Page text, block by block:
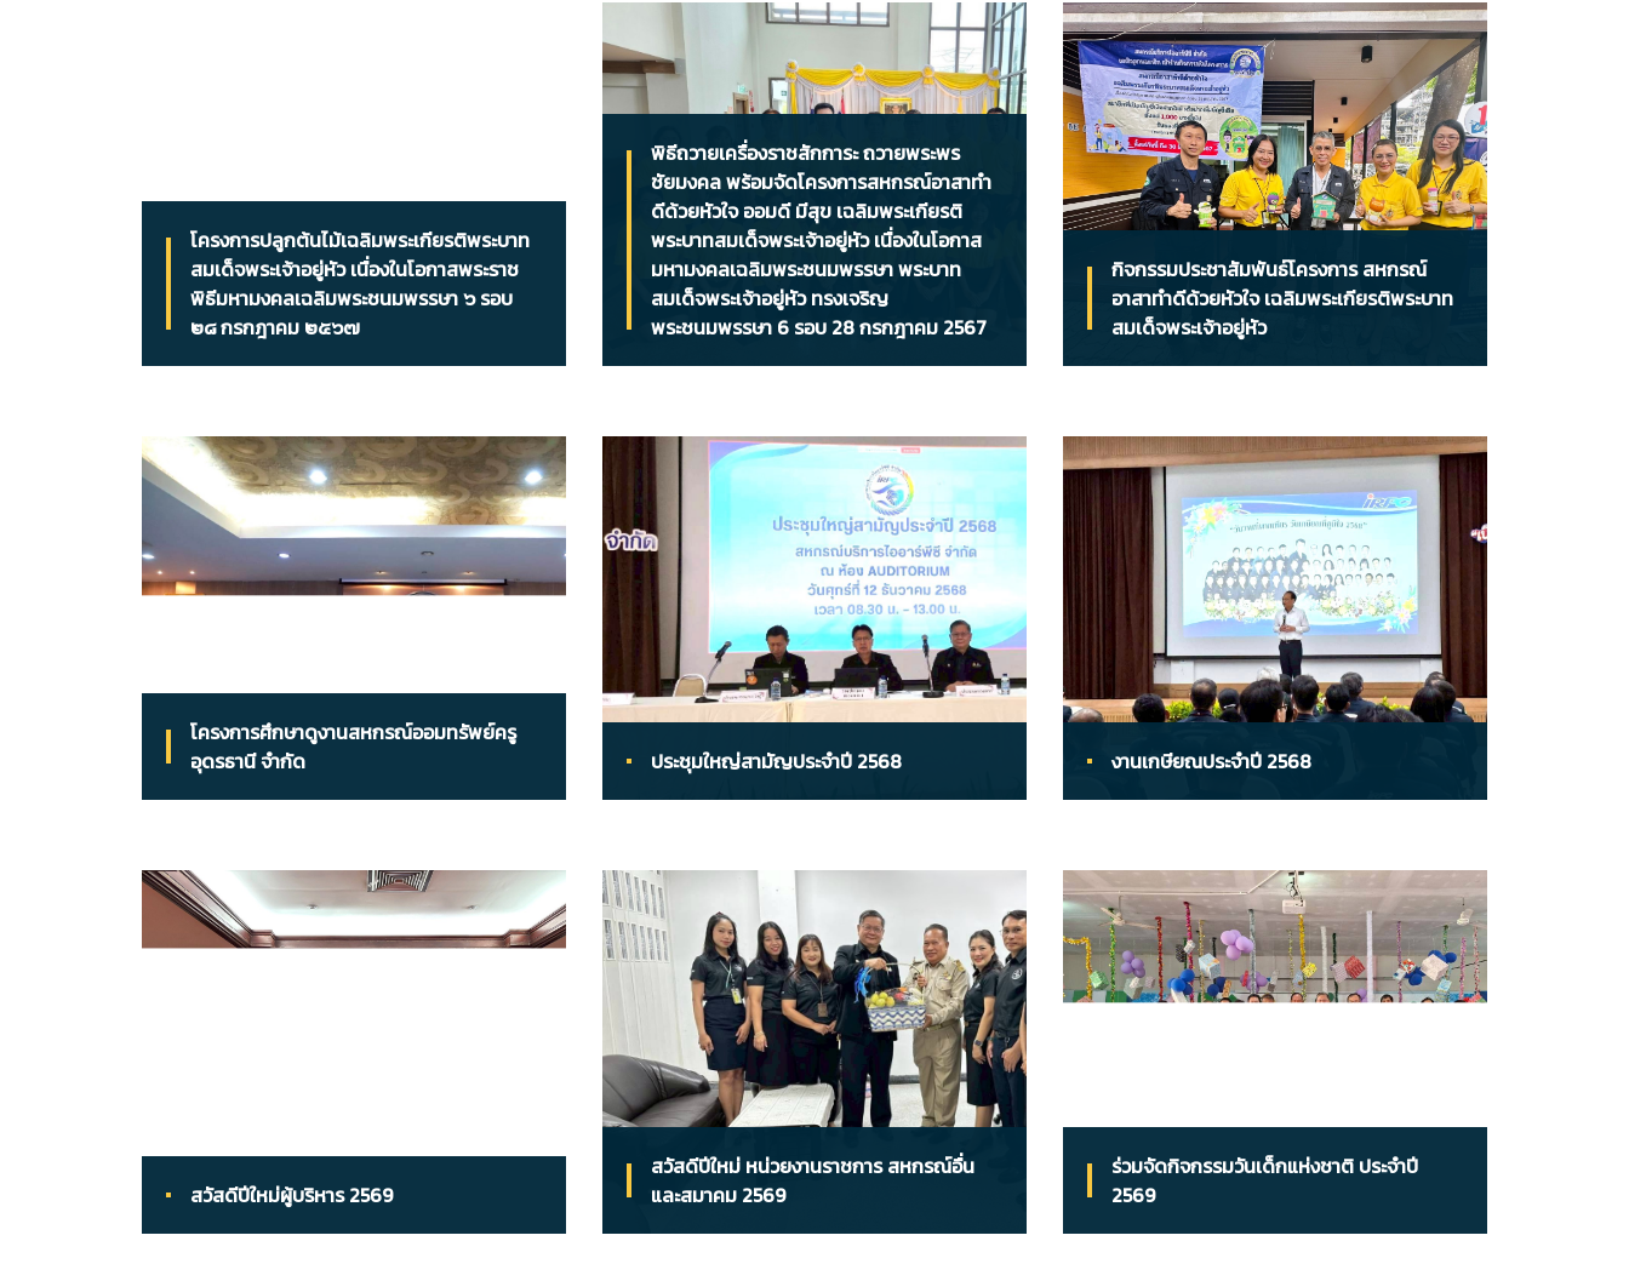
โครงการปลูกต้นไม้เฉลิมพระเกียรติพระบาท
สมเด็จพระเจ้าอยู่หัว เนื่องในโอกาสพระราช
พิธีมหามงคลเฉลิมพระชนมพรรษา ๖ รอบ
๒๘ กรกฎาคม ๒๕๖๗
พิธีถวายเครื่องราชสักการะ ถวายพระพร
ชัยมงคล พร้อมจัดโครงการสหกรณ์อาสาทำ
ดีด้วยหัวใจ ออมดี มีสุข เฉลิมพระเกียรติ
พระบาทสมเด็จพระเจ้าอยู่หัว เนื่องในโอกาส
มหามงคลเฉลิมพระชนมพรรษา พระบาท
สมเด็จพระเจ้าอยู่หัว ทรงเจริญ
พระชนมพรรษา 6 รอบ 28 กรกฎาคม 2567
กิจกรรมประชาสัมพันธ์โครงการ สหกรณ์
อาสาทำดีด้วยหัวใจ เฉลิมพระเกียรติพระบาท
สมเด็จพระเจ้าอยู่หัว
โครงการศึกษาดูงานสหกรณ์ออมทรัพย์ครู
อุดรธานี จํากัด
ประชุมใหญ่สามัญประจำปี 2568 งานเกษียณประจำปี 2568
สวัสดีปีใหม่ผู้บริหาร 2569
สวัสดีปีใหม่ หน่วยงานราชการ สหกรณ์อื่น
และสมาคม 2569
ร่วมจัดกิจกรรมวันเด็กแห่งชาติ ประจำปี
2569